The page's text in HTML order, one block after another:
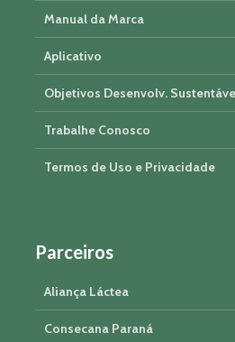
Manual da Marca
Aplicativo
Objetivos Desenvolv.
Trabalhe Conosco
Termos de Uso e Privacidade
Parceiros
Aliança Láctea
Consecana Paraná